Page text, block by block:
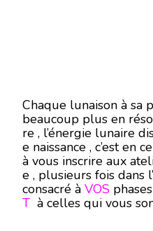
Chaque lunaison à sa
beaucoup plus en
re , l’énergie lunaire
e naissance , c’est en
à vous inscrire aux
e , plusieurs fois dans
consacré à VOS
T à celles qui vous